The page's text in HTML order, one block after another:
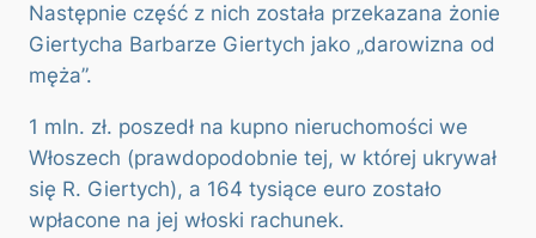
Następnie część z nich została przekazana żonie
Giertycha Barbarze Giertych jako „darowizna od
męża”.
1 mln. zł. poszedł na kupno nieruchomości we
Włoszech (prawdopodobnie tej, w której ukrywał
się R. Giertych), a 164 tysiące euro zostało
wpłacone na jej włoski rachunek.